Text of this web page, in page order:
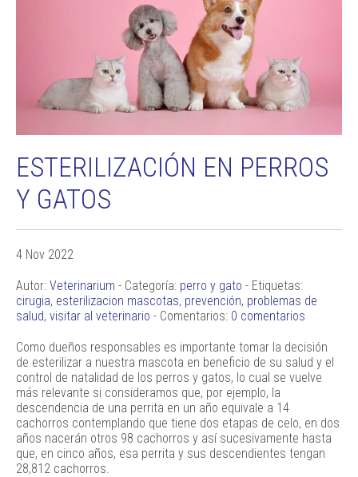
ESTERILIZACIÓN EN PERROS
Y GATOS
4 Nov 2022
Autor: Veterinarium - Categoría: perro y gato - Etiquetas:
cirugia, esterilizacion mascotas, prevención, problemas de
salud, visitar al veterinario - Comentarios: 0 comentarios
Como dueños responsables es importante tomar la decisión
de esterilizar a nuestra mascota en beneficio de su salud y el
control de natalidad de los perros y gatos, lo cual se vuelve
más relevante si consideramos que, por ejemplo, la
descendencia de una perrita en un año equivale a 14
cachorros contemplando que tiene dos etapas de celo, en dos
años nacerán otros 98 cachorros y así sucesivamente hasta
que, en cinco años, esa perrita y sus descendientes tengan
28,812 cachorros.